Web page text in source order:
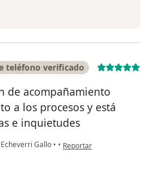
teléfono verificado
de acompañamiento
a los procesos y está
e inquietudes
Gallo • • en opinión del usuario
Reportar